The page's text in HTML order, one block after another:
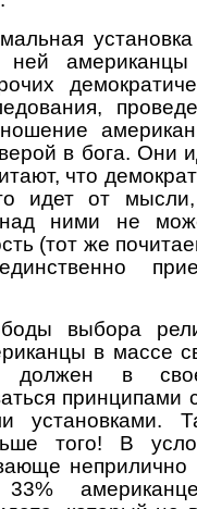
установка
ней
в бога. Они
что
идет от
ними не
(тот же
выбора
в массе
должен в
установками.
того! В
неприлично
33%